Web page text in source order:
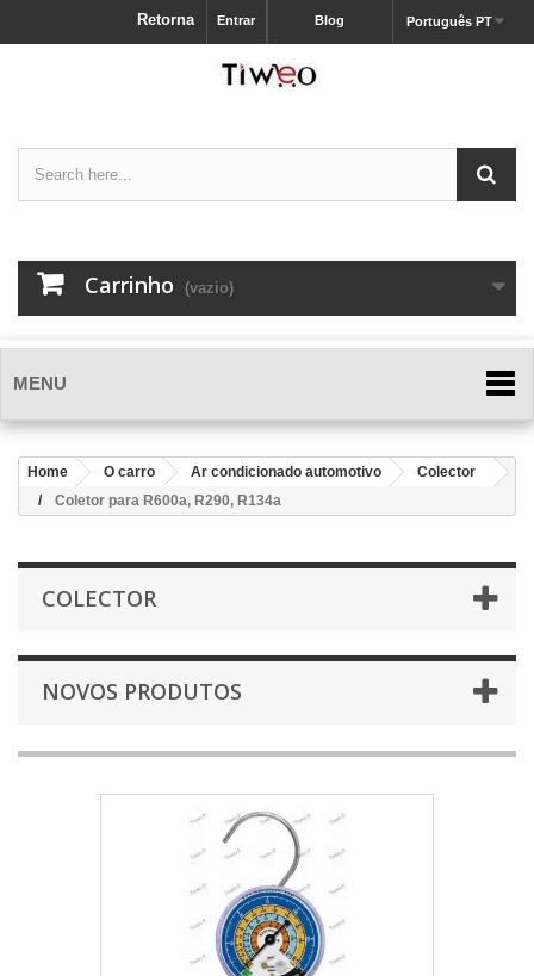
Português PT
Blog
Entrar
Retorna
Carrinho (vazio)
MENU
Home O carro Ar condicionado automotivo
Colector
Coletor para R600a, R290, R134a
COLECTOR
NOVOS PRODUTOS